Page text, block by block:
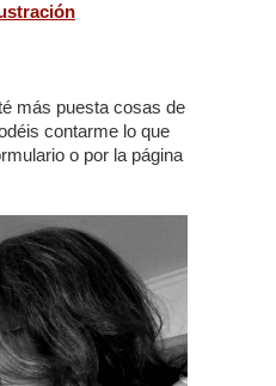
más puesta cosas de
contarme lo que
o por la página